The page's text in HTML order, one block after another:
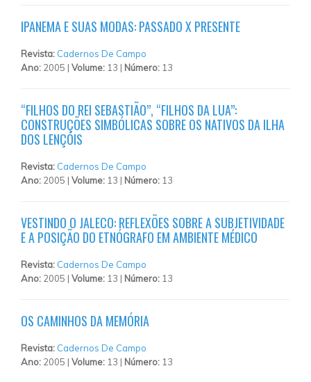
IPANEMA E SUAS MODAS: PASSADO X PRESENTE
Revista: Cadernos De Campo
Ano: 2005 | Volume: 13 | Número: 13
“FILHOS DO REI SEBASTIÃO”, “FILHOS DA LUA”:
CONSTRUÇÕES SIMBÓLICAS SOBRE OS NATIVOS DA ILHA
DOS LENÇÓIS
Revista: Cadernos De Campo
Ano: 2005 | Volume: 13 | Número: 13
VESTINDO O JALECO: REFLEXÕES SOBRE A SUBJETIVIDADE
E A POSIÇÃO DO ETNÓGRAFO EM AMBIENTE MÉDICO
Revista: Cadernos De Campo
Ano: 2005 | Volume: 13 | Número: 13
OS CAMINHOS DA MEMÓRIA
Revista: Cadernos De Campo
Ano: 2005 | Volume: 13 | Número: 13